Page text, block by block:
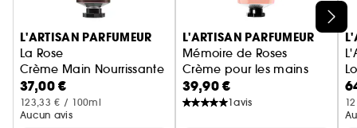
Ignorer le carrousel produits
L'ARTISAN PARFUMEUR
La Rose
Crème Main Nourrissante
37,00 €
123,33 € / 100ml
Aucun avis
L'ARTISAN PARFUMEUR
Mémoire de Roses
Crème pour les mains
39,90 €
1avis